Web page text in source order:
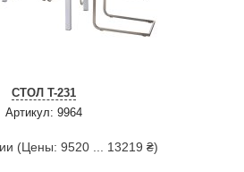
СТОЛ T-231
Артикул: 9964
(Цены: 9520 ... 13219 ₴)